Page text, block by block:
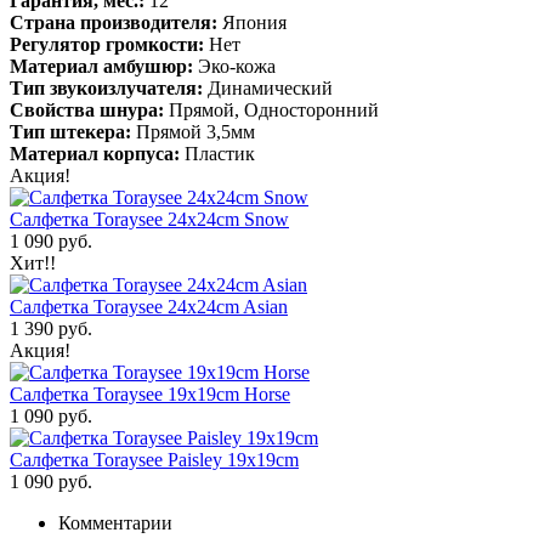
Страна производителя: Япония
Регулятор громкости: Нет
Материал амбушюр: Эко-кожа
Тип звукоизлучателя: Динамический
Свойства шнура: Прямой, Односторонний
Тип штекера: Прямой 3,5мм
Материал корпуса: Пластик
Акция!
Салфетка Toraysee 24x24cm Snow
1 090 руб.
Хит!!
Салфетка Toraysee 24x24cm Asian
1 390 руб.
Акция!
Салфетка Toraysee 19x19cm Horse
1 090 руб.
Салфетка Toraysee Paisley 19x19cm
1 090 руб.
Комментарии